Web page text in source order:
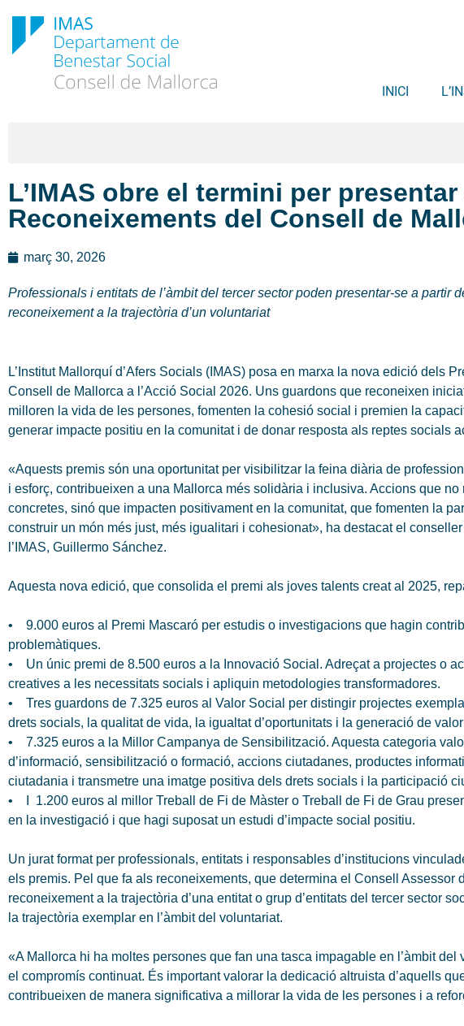
INICI
L’IMAS obre el termini per
Reconeixements del Consell de
març 30, 2026
Professionals i entitats de l’àmbit del tercer sector poden presentar-se a
reconeixement a la trajectòria d’un voluntariat
L’Institut Mallorquí d’Afers Socials (IMAS) posa en marxa la nova edició dels
Consell de Mallorca a l’Acció Social 2026. Uns guardons que reconeixen
milloren la vida de les persones, fomenten la cohesió social i premien la
generar impacte positiu en la comunitat i de donar resposta als reptes socials
«Aquests premis són una oportunitat per visibilitzar la feina diària de
i esforç, contribueixen a una Mallorca més solidària i inclusiva. Accions que
concretes, sinó que impacten positivament en la comunitat, que fomenten la
construir un món més just, més igualitari i cohesionat», ha destacat el
l’IMAS, Guillermo Sánchez.
Aquesta nova edició, que consolida el premi als joves talents creat al 2025,
• 9.000 euros al Premi Mascaró per estudis o investigacions que hagin
problemàtiques.
• Un únic premi de 8.500 euros a la Innovació Social. Adreçat a projectes o
creatives a les necessitats socials i apliquin metodologies transformadores.
• Tres guardons de 7.325 euros al Valor Social per distingir projectes
drets socials, la qualitat de vida, la igualtat d’oportunitats i la generació de
• 7.325 euros a la Millor Campanya de Sensibilització. Aquesta categoria
d’informació, sensibilització o formació, accions ciutadanes, productes
ciutadania i transmetre una imatge positiva dels drets socials i la participació
• I 1.200 euros al millor Treball de Fi de Màster o Treball de Fi de Grau
en la investigació i que hagi suposat un estudi d’impacte social positiu.
Un jurat format per professionals, entitats i responsables d’institucions
els premis. Pel que fa als reconeixements, que determina el Consell
reconeixement a la trajectòria d’una entitat o grup d’entitats del tercer sector
la trajectòria exemplar en l’àmbit del voluntariat.
«A Mallorca hi ha moltes persones que fan una tasca impagable en l’àmbit
el compromís continuat. És important valorar la dedicació altruista d’aquells
contribueixen de manera significativa a millorar la vida de les persones i a